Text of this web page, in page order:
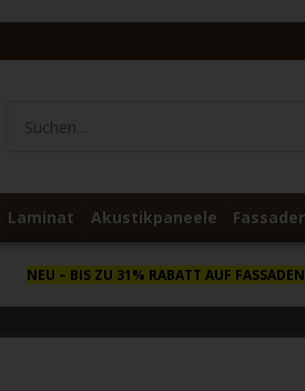
Laminat Akustikpaneele
NEU – BIS ZU 31% RABATT AUF